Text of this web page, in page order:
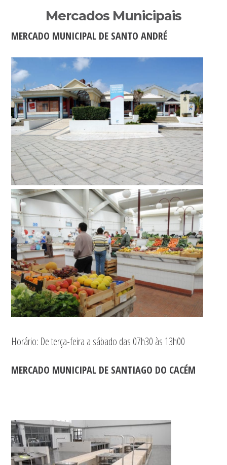
Mercados Municipais
MERCADO MUNICIPAL DE SANTO ANDRÉ
Horário: De terça-feira a sábado das 07h30 às 13h00
MERCADO MUNICIPAL DE SANTIAGO DO CACÉM
Sidebar